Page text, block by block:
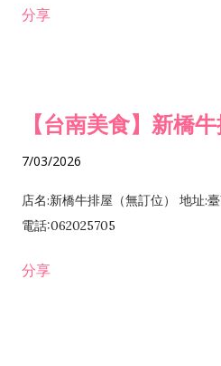
發業 H703090 不動產買賣業
分享
【台南美食】新橋
7/03/2026
店名:新橋牛排屋（無訂位） 地址:
電話:062025705
分享